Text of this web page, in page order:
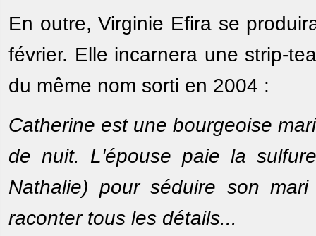
En outre, Virginie Efira se
février. Elle incarnera une strip-
du même nom sorti en 2004 :
Catherine est une bourgeoise
de nuit. L'épouse paie la
Nathalie) pour séduire son
raconter tous les détails...